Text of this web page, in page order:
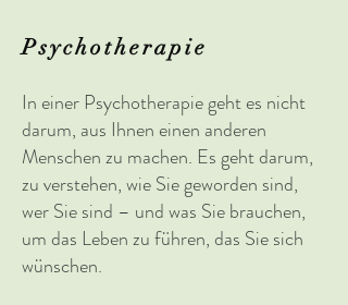
Psychotherapie
In einer Psychotherapie geht es nicht
darum, aus Ihnen einen anderen
Menschen zu machen. Es geht darum,
zu verstehen, wie Sie geworden sind,
wer Sie sind – und was Sie brauchen,
um das Leben zu führen, das Sie sich
wünschen.